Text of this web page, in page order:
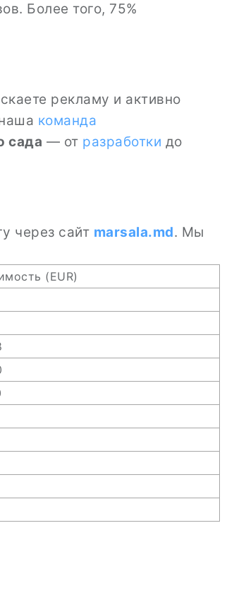
Более того, 75%
рекламу и активно
команда
сада — от разработки до
через сайт marsala.md. Мы
(EUR)